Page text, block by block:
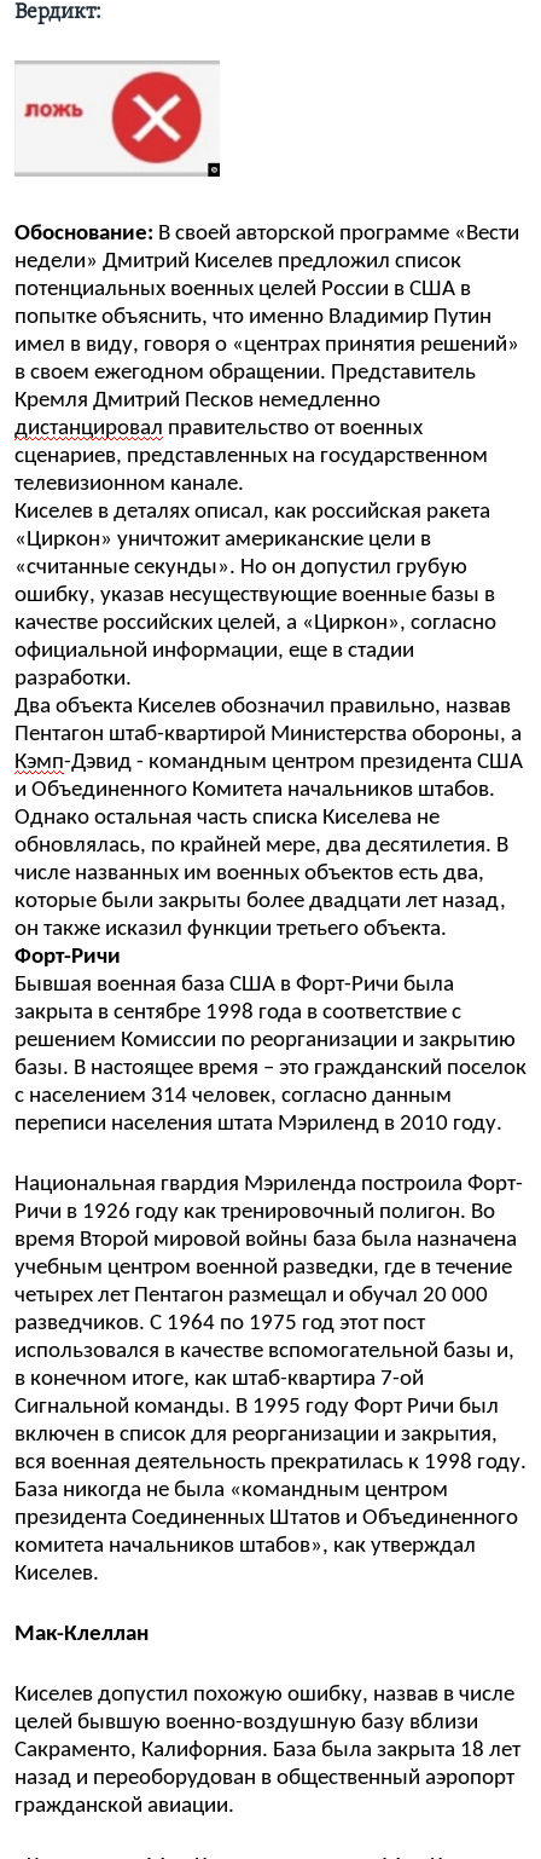
Вердикт:
Обоснование: В своей авторской программе «Вести
недели» Дмитрий Киселев предложил список
потенциальных военных целей России в США в
попытке объяснить, что именно Владимир Путин
имел в виду, говоря о «центрах принятия решений»
в своем ежегодном обращении. Представитель
Кремля Дмитрий Песков немедленно
дистанцировал правительство от военных
сценариев, представленных на государственном
телевизионном канале.
Киселев в деталях описал, как российская ракета
«Циркон» уничтожит американские цели в
«считанные секунды». Но он допустил грубую
ошибку, указав несуществующие военные базы в
качестве российских целей, а «Циркон», согласно
официальной информации, еще в стадии
разработки.
Два объекта Киселев обозначил правильно, назвав
Пентагон штаб-квартирой Министерства обороны, а
Кэмп-Дэвид - командным центром президента США
и Объединенного Комитета начальников штабов.
Однако остальная часть списка Киселева не
обновлялась, по крайней мере, два десятилетия. В
числе названных им военных объектов есть два,
которые были закрыты более двадцати лет назад,
он также исказил функции третьего объекта.
Форт-Ричи
Бывшая военная база США в Форт-Ричи была
закрыта в сентябре 1998 года в соответствие с
решением Комиссии по реорганизации и закрытию
базы. В настоящее время – это гражданский поселок
с населением 314 человек, согласно данным
переписи населения штата Мэриленд в 2010 году.
Национальная гвардия Мэриленда построила Форт-
Ричи в 1926 году как тренировочный полигон. Во
время Второй мировой войны база была назначена
учебным центром военной разведки, где в течение
четырех лет Пентагон размещал и обучал 20 000
разведчиков. С 1964 по 1975 год этот пост
использовался в качестве вспомогательной базы и,
в конечном итоге, как штаб-квартира 7-ой
Сигнальной команды. В 1995 году Форт Ричи был
включен в список для реорганизации и закрытия,
вся военная деятельность прекратилась к 1998 году.
База никогда не была «командным центром
президента Соединенных Штатов и Объединенного
комитета начальников штабов», как утверждал
Киселев.
Мак-Клеллан
Киселев допустил похожую ошибку, назвав в числе
целей бывшую военно-воздушную базу вблизи
Сакраменто, Калифорния. База была закрыта 18 лет
назад и переоборудован в общественный аэропорт
гражданской авиации.